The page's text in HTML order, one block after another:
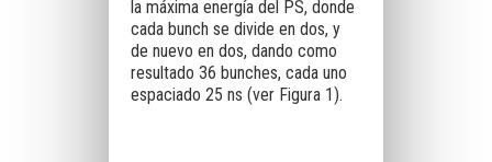
la máxima energía del PS, donde
cada bunch se divide en dos, y
de nuevo en dos, dando como
resultado 36 bunches, cada uno
espaciado 25 ns (ver Figura 1).